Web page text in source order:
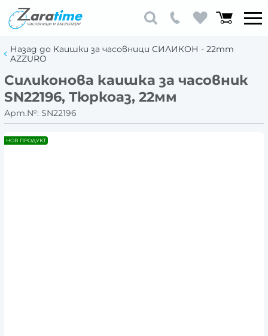
Назад до Каишки за часовници СИЛИКОН - 22mm
AZZURO
Силиконова каишка за часовник
SN22196, Тюркоаз, 22мм
Арт.№: SN22196
НОВ ПРОДУКТ